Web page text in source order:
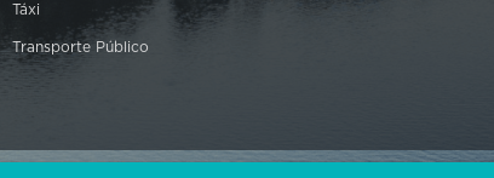
Táxi
Transporte Público